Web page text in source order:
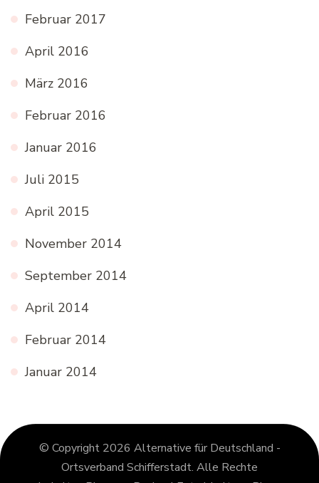
Februar 2017
April 2016
März 2016
Februar 2016
Januar 2016
Juli 2015
April 2015
November 2014
September 2014
April 2014
Februar 2014
Januar 2014
© Copyright 2026 Alternative für Deutschland -
Ortsverband Schifferstadt. Alle Rechte